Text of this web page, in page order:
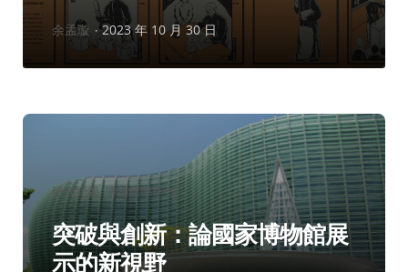
作
余孟璇 2023 年 10 月 30 日
分
類：
研究紀要 博物館學季刊
突破與創新：論國家博物館展
示的新視野